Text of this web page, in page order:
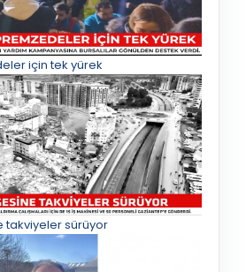
için tek yürek
sürüyor